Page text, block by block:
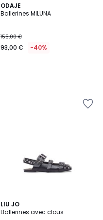
ODAJE
Ballerines MILUNA
155,00 €
93,00 € -40%
LIU JO
Ballerines avec clous
2
Couleurs